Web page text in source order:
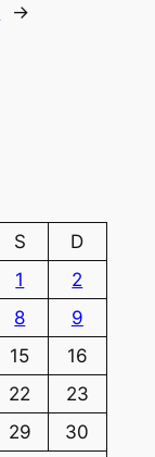
→
S
D
1
2
8
9
15
16
22
23
29
30